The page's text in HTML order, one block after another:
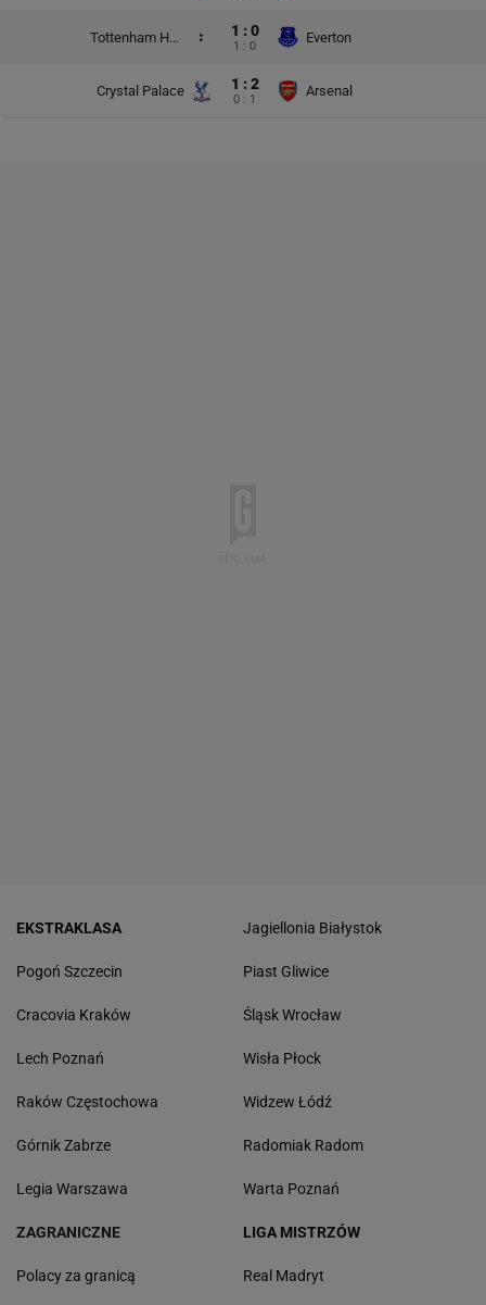
Tottenham Hotspur 1 : 0
1 : 0
Everton
Crystal Palace 1 : 2
0 : 1
Arsenal
EKSTRAKLASA
Pogoń Szczecin
Cracovia Kraków
Lech Poznań
Raków Częstochowa
Górnik Zabrze
Legia Warszawa
Jagiellonia Białystok
Piast Gliwice
Śląsk Wrocław
Wisła Płock
Widzew Łódź
Radomiak Radom
Warta Poznań
ZAGRANICZNE
Polacy za granicą
LIGA MISTRZÓW
Real Madryt